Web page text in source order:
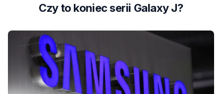
Czy to koniec serii Galaxy J?